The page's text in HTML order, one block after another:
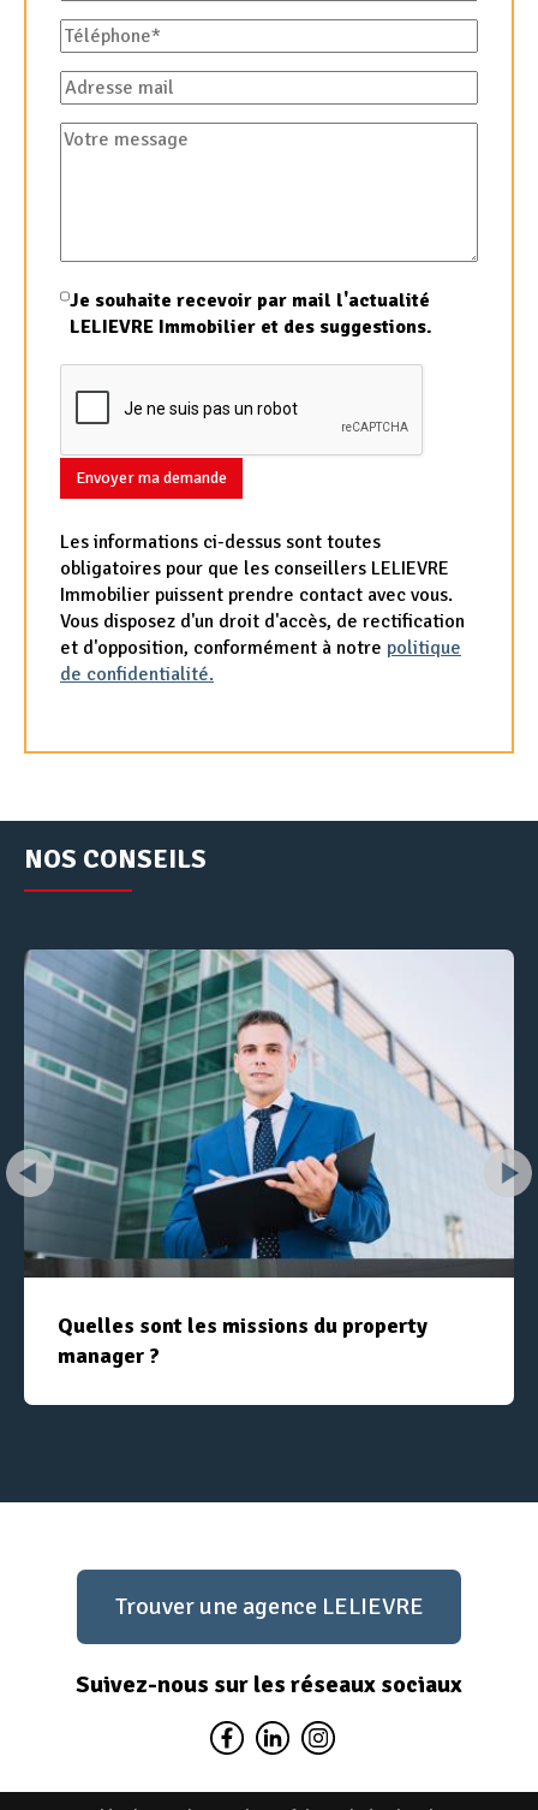
Téléphone
Adresse
mail
Votre
Je souhaite recevoir par mail l'actualité
LELIEVRE Immobilier et des suggestions.
Envoyer ma demande
Les informations ci-dessus sont toutes
obligatoires pour que les conseillers LELIEVRE
Immobilier puissent prendre contact avec vous.
Vous disposez d'un droit d'accès, de rectification
et d'opposition, conformément à notre politique
de confidentialité.
NOS CONSEILS
Quelles sont les missions du property
manager ?
Trouver une agence LELIEVRE
Suivez-nous sur les réseaux sociaux